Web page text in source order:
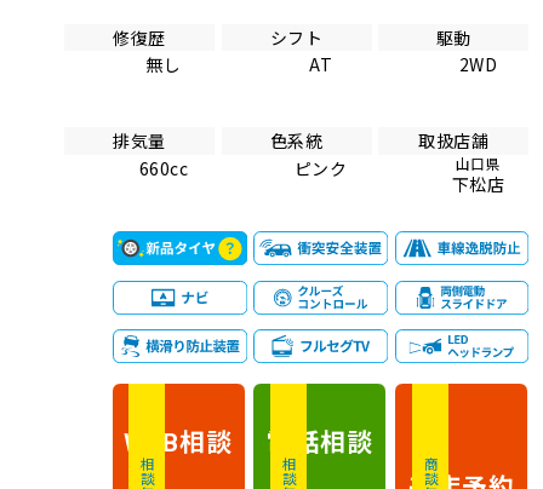
修復歴
無し
シフト
AT
駆動
2WD
排気量
660cc
色系統
ピンク
取扱店舗
山口県
下松店
WEB相談 電話相談